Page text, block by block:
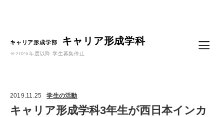
キャリア形成学部 キャリア形成学科
※2026年度以降 学生募集停止
2019.11.25 学生の活動
キャリア形成学科3年生が西日本インカ